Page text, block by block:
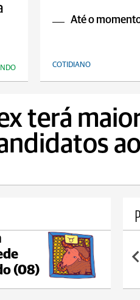
Até o
COTIDIANO
terá
(08)
min 18°C